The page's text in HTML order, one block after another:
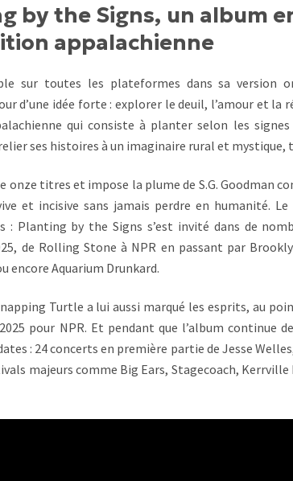
by the Signs, un album
appalachienne
sur toutes les plateformes dans sa version
d’une idée forte : explorer le deuil, l’amour et la
qui consiste à planter selon les signes
ses histoires à un imaginaire rural et mystique,
onze titres et impose la plume de S.G. Goodman
et incisive sans jamais perdre en humanité.
: Planting by the Signs s’est invité dans de
de Rolling Stone à NPR en passant par
encore Aquarium Drunkard.
Turtle a lui aussi marqué les esprits, au
pour NPR. Et pendant que l’album continue
: 24 concerts en première partie de Jesse
majeurs comme Big Ears, Stagecoach, Kerrville